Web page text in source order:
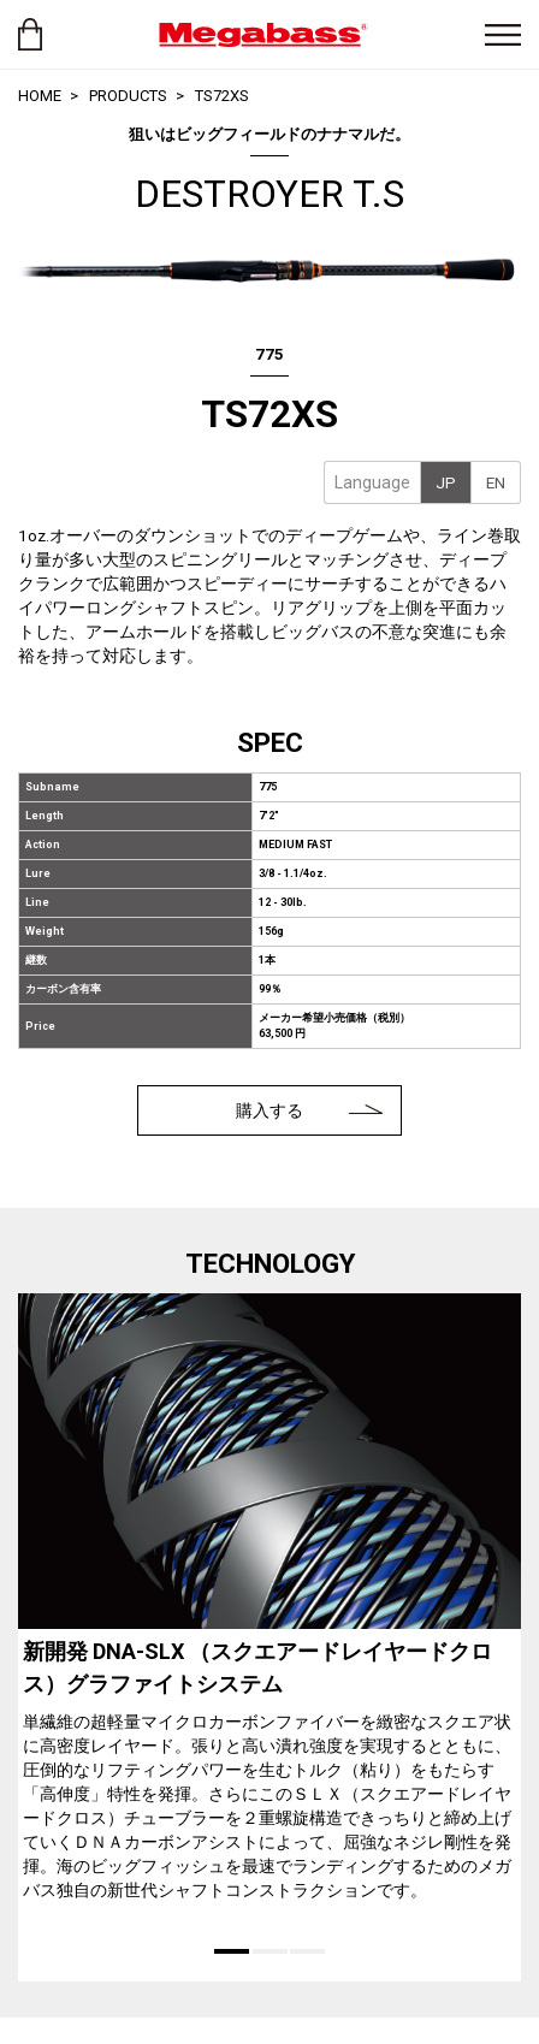
HOME PRODUCTS TS72XS
狙いはビッグフィールドのナナマルだ。
DESTROYER T.S
775
TS72XS
Language JP EN
1oz.オーバーのダウンショットでのディープゲームや、ライン巻取
り量が多い大型のスピニングリールとマッチングさせ、ディープ
クランクで広範囲かつスピーディーにサーチすることができるハ
イパワーロングシャフトスピン。リアグリップを上側を平面カッ
トした、アームホールドを搭載しビッグバスの不意な突進にも余
裕を持って対応します。
SPEC
Subname 775
Length 7'2"
Action MEDIUM FAST
Lure 3/8 - 1.1/4oz.
Line 12 - 30lb.
Weight 156g
継数 1本
カーボン含有率 99％
Price
メーカー希望小売価格（税別）
63,500 円
購入する
TECHNOLOGY
新開発 DNA-SLX （スクエアードレイヤードクロ
ス）グラファイトシステム
単繊維の超軽量マイクロカーボンファイバーを緻密なスクエア状
に高密度レイヤード。張りと高い潰れ強度を実現するとともに、
圧倒的なリフティングパワーを生むトルク（粘り）をもたらす
「高伸度」特性を発揮。さらにこのＳＬＸ（スクエアードレイヤ
ードクロス）チューブラーを２重螺旋構造できっちりと締め上げ
ていくＤＮＡカーボンアシストによって、屈強なネジレ剛性を発
揮。海のビッグフィッシュを最速でランディングするためのメガ
バス独自の新世代シャフトコンストラクションです。